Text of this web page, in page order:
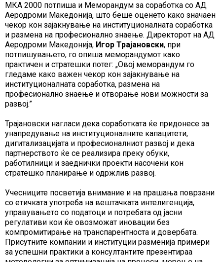
МКА 2000 потпиша и Меморандум за соработка со АД
Аеродроми Македонија, што беше оценето како значаен
чекор кон зајакнување на институционалната соработка
и размена на професионално знаење. Директорот на АД
Аеродроми Македонија, Игор Трајановски, при
потпишувањето, го опиша меморандумот како
практичен и стратешки потег: „Овој меморандум го
гледаме како важен чекор кон зајакнување на
институционалната соработка, размена на
професионално знаење и отворање нови можности за
развој.”
Трајановски нагласи дека соработката ќе придонесе за
унапредување на институционалните капацитети,
дигитализацијата и професионалниот развој и дека
партнерството ќе се реализира преку обуки,
работилници и заеднички проекти насочени кон
стратешко планирање и одржлив развој.
Учесниците посветија внимание и на прашања поврзани
со етичката употреба на вештачката интелигенција,
управувањето со податоци и потребата од јасни
регулативи кои ќе овозможат иновации без
компромитирање на транспарентноста и довербата.
Присутните компании и институции разменија примери
за успешни практики а консултантите презентираа